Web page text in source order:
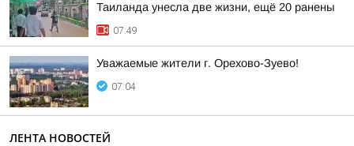
Таиланда унесла две жизни, ещё 20 ранены
07:49
Уважаемые жители г. Орехово-Зуево!
07:04
ЛЕНТА НОВОСТЕЙ